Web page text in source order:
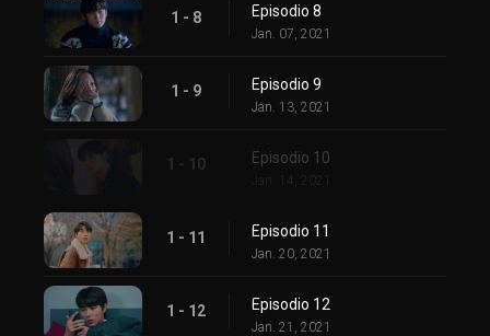
1 - 8 Episodio 8
Jan. 07, 2021
1 - 9 Episodio 9
Jan. 13, 2021
1 - 10 Episodio 10
Jan. 14, 2021
1 - 11 Episodio 11
Jan. 20, 2021
1 - 12 Episodio 12
Jan. 21, 2021